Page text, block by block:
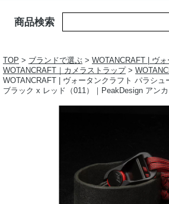
商品検索
TOP > ブランドで選ぶ > WOTANCRAFT | ヴ
WOTANCRAFT｜カメラストラップ>
WOTANCRAFT | ヴォータンクラフト パラシュ
ブラック x レッド（011）｜PeakDesign アン